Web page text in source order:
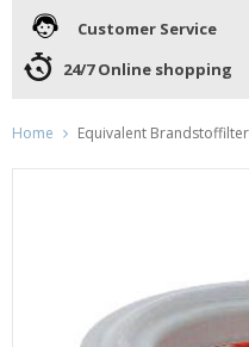
Customer Service
24/7 Online shopping
Home Equivalent